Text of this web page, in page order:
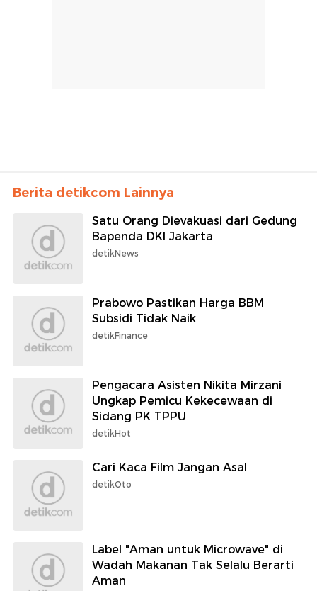
Berita detikcom Lainnya
Satu Orang Dievakuasi dari Gedung
Bapenda DKI Jakarta
detikNews
Prabowo Pastikan Harga BBM
Subsidi Tidak Naik
detikFinance
Pengacara Asisten Nikita Mirzani
Ungkap Pemicu Kekecewaan di
Sidang PK TPPU
detikHot
Cari Kaca Film Jangan Asal
detikOto
Label "Aman untuk Microwave" di
Wadah Makanan Tak Selalu Berarti
Aman